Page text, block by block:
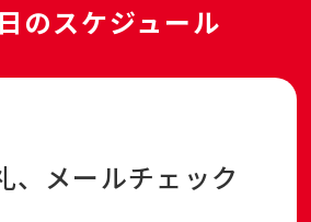
のスケジュール
、メールチェック